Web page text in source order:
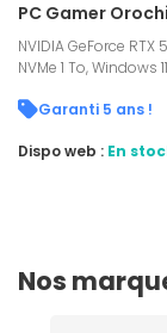
PC Gamer
NVIDIA GeForce RTX
NVMe 1 To,
Garanti 5 ans !
Dispo web : En
Nos